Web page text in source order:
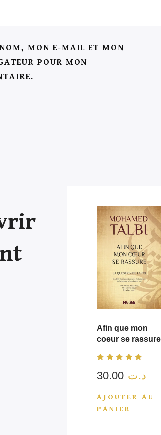
MON E-MAIL ET MON
POUR MON
Afin que mon
coeur se rassure
5.00
sur 5 د.ت
AJOUTER AU
PANIER